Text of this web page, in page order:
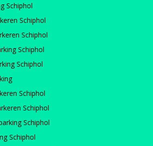
Schiphol
Schiphol
Schiphol
Schiphol
Schiphol
Schiphol
Schiphol
Schiphol
Schiphol